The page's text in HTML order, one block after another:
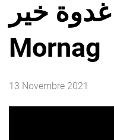
غدوة خير & JCI
Mornag
13 Novembre 2021